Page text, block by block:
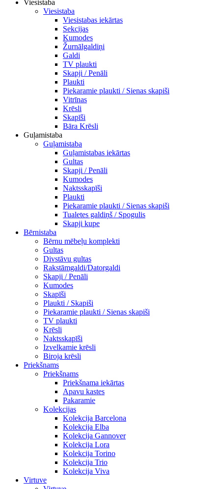
Viesistaba
Viesistaba
Viesistabas iekārtas
Sekcijas
Kumodes
Žurnālgaldiņi
Galdi
TV plaukti
Skapji / Penāli
Plaukti
Piekaramie plaukti / Sienas skapiši
Vitrīnas
Krēsli
Skapīši
Bāra Krēsli
Guļamistaba
Guļamistaba
Guļamistabas iekārtas
Gultas
Skapji / Penāli
Kumodes
Naktsskapīši
Plaukti
Piekaramie plaukti / Sienas skapiši
Tualetes galdiņš / Spogulis
Skapji kupe
Bērnistaba
Bērnu mēbeļu komplekti
Gultas
Divstāvu gultas
Rakstāmgaldi/Datorgaldi
Skapji / Penāli
Kumodes
Skapīši
Plaukti / Skapiši
Piekaramie plaukti / Sienas skapiši
TV plaukti
Krēsli
Naktsskapīši
Izvelkamie krēsli
Biroja krēsli
Priekšnams
Priekšnams
Priekšnama iekārtas
Apavu kastes
Pakaramie
Kolekcijas
Kolekcija Barcelona
Kolekcija Elba
Kolekcija Gannover
Kolekcija Lora
Kolekcija Torino
Kolekcija Trio
Kolekcija Viva
Virtuve